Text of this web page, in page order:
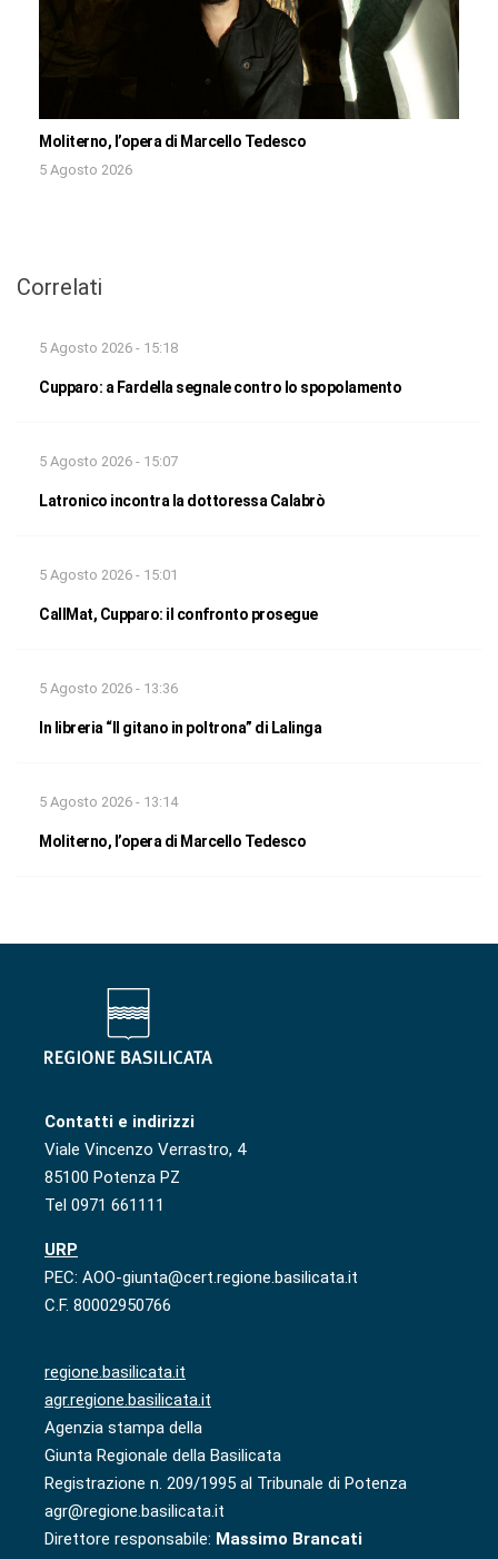
Moliterno, l’opera di Marcello Tedesco
5 Agosto 2026
Correlati
5 Agosto 2026 - 15:18
Cupparo: a Fardella segnale contro lo spopolamento
5 Agosto 2026 - 15:07
Latronico incontra la dottoressa Calabrò
5 Agosto 2026 - 15:01
CallMat, Cupparo: il confronto prosegue
5 Agosto 2026 - 13:36
In libreria “Il gitano in poltrona” di Lalinga
5 Agosto 2026 - 13:14
Moliterno, l’opera di Marcello Tedesco
Contatti e indirizzi
Viale Vincenzo Verrastro, 4
85100 Potenza PZ
Tel 0971 661111
URP
PEC: AOO-giunta@cert.regione.basilicata.it
C.F. 80002950766
regione.basilicata.it
agr.regione.basilicata.it
Agenzia stampa della
Giunta Regionale della Basilicata
Registrazione n. 209/1995 al Tribunale di Potenza
agr@regione.basilicata.it
Direttore responsabile: Massimo Brancati